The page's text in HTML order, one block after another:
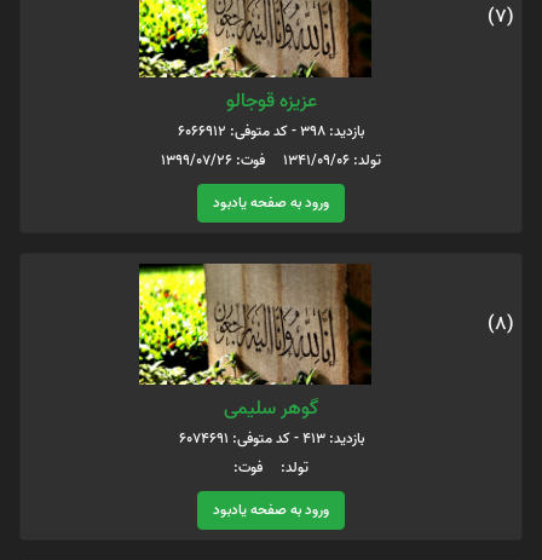
(7)
عزیزه قوجالو
بازدید: 398 - کد متوفی: 6066912
تولد: 1341/09/06 فوت: 1399/07/26
ورود به صفحه یادبود
(8)
گوهر سلیمی
بازدید: 413 - کد متوفی: 6074691
تولد: فوت:
ورود به صفحه یادبود